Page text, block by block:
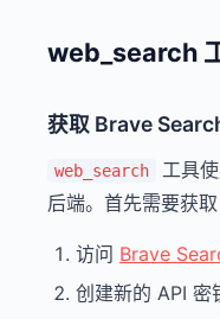
web_search
获取 Brave
web_search
工具
后端。首先需要获取
访问 Brave
创建新的 API 密